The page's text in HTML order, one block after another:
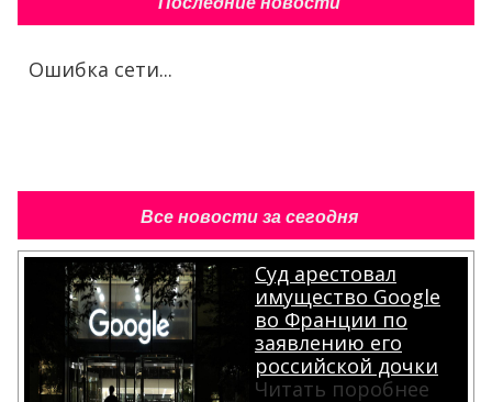
Ошибка сети...
Все новости за сегодня
Суд арестовал
имущество Google
во Франции по
заявлению его
российской дочки
Читать поробнее